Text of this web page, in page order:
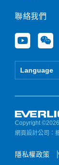
聯絡我們
Y
o
u
e
W
e
i
Language
Copyright
網頁設計公司 ：
隱私權政策